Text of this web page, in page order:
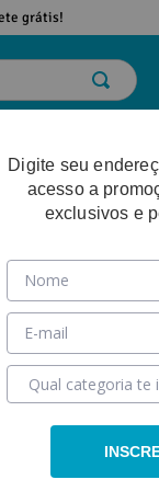
grátis!
Digite seu
acesso a
exclusivos e